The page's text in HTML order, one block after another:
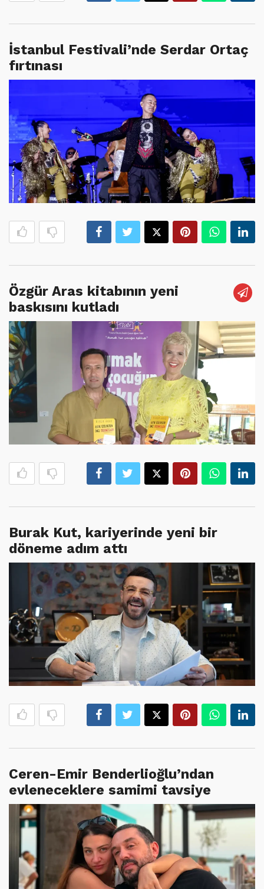
İstanbul Festivali’nde Serdar Ortaç
fırtınası
Özgür Aras kitabının yeni
baskısını kutladı
Burak Kut, kariyerinde yeni bir
döneme adım attı
Ceren-Emir Benderlioğlu’ndan
evleneceklere samimi tavsiye